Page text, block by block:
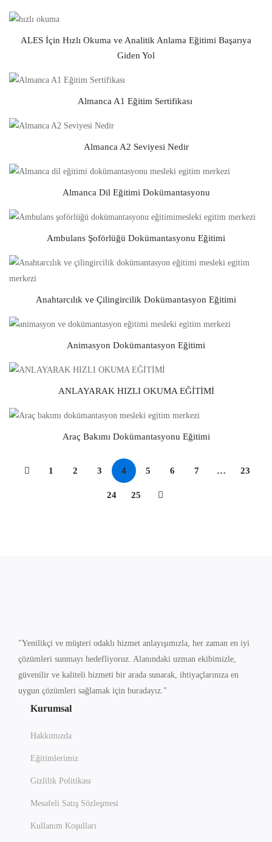
ALES İçin Hızlı Okuma ve Analitik Anlama Eğitimi Başarıya
Giden Yol
Almanca A1 Eğitim Sertifikası
Almanca A2 Seviyesi Nedir
Almanca Dil Eğitimi Dokümantasyonu
Ambulans Şoförlüğü Dokümantasyonu Eğitimi
Anahtarcılık ve Çilingircilik Dokümantasyon Eğitimi
Animasyon Dokümantasyon Eğitimi
ANLAYARAK HIZLI OKUMA EĞİTİMİ
Araç Bakımı Dokümantasyonu Eğitimi
1 2 3 4 5 6 7 … 23
24 25
"Yenilikçi ve müşteri odaklı hizmet anlayışımızla, her zaman en iyi
çözümleri sunmayı hedefliyoruz. Alanındaki uzman ekibimizle,
güvenilir ve kaliteli hizmeti bir arada sunarak, ihtiyaçlarınıza en
uygun çözümleri sağlamak için buradayız."
Kurumsal
Hakkımızda
Eğitimlerimiz
Gizlilik Politikası
Mesafeli Satış Sözleşmesi
Kullanım Koşulları